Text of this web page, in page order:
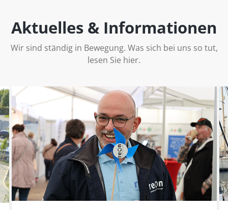
Aktuelles & Informationen
Wir sind ständig in Bewegung. Was sich bei uns so tut,
lesen Sie hier.